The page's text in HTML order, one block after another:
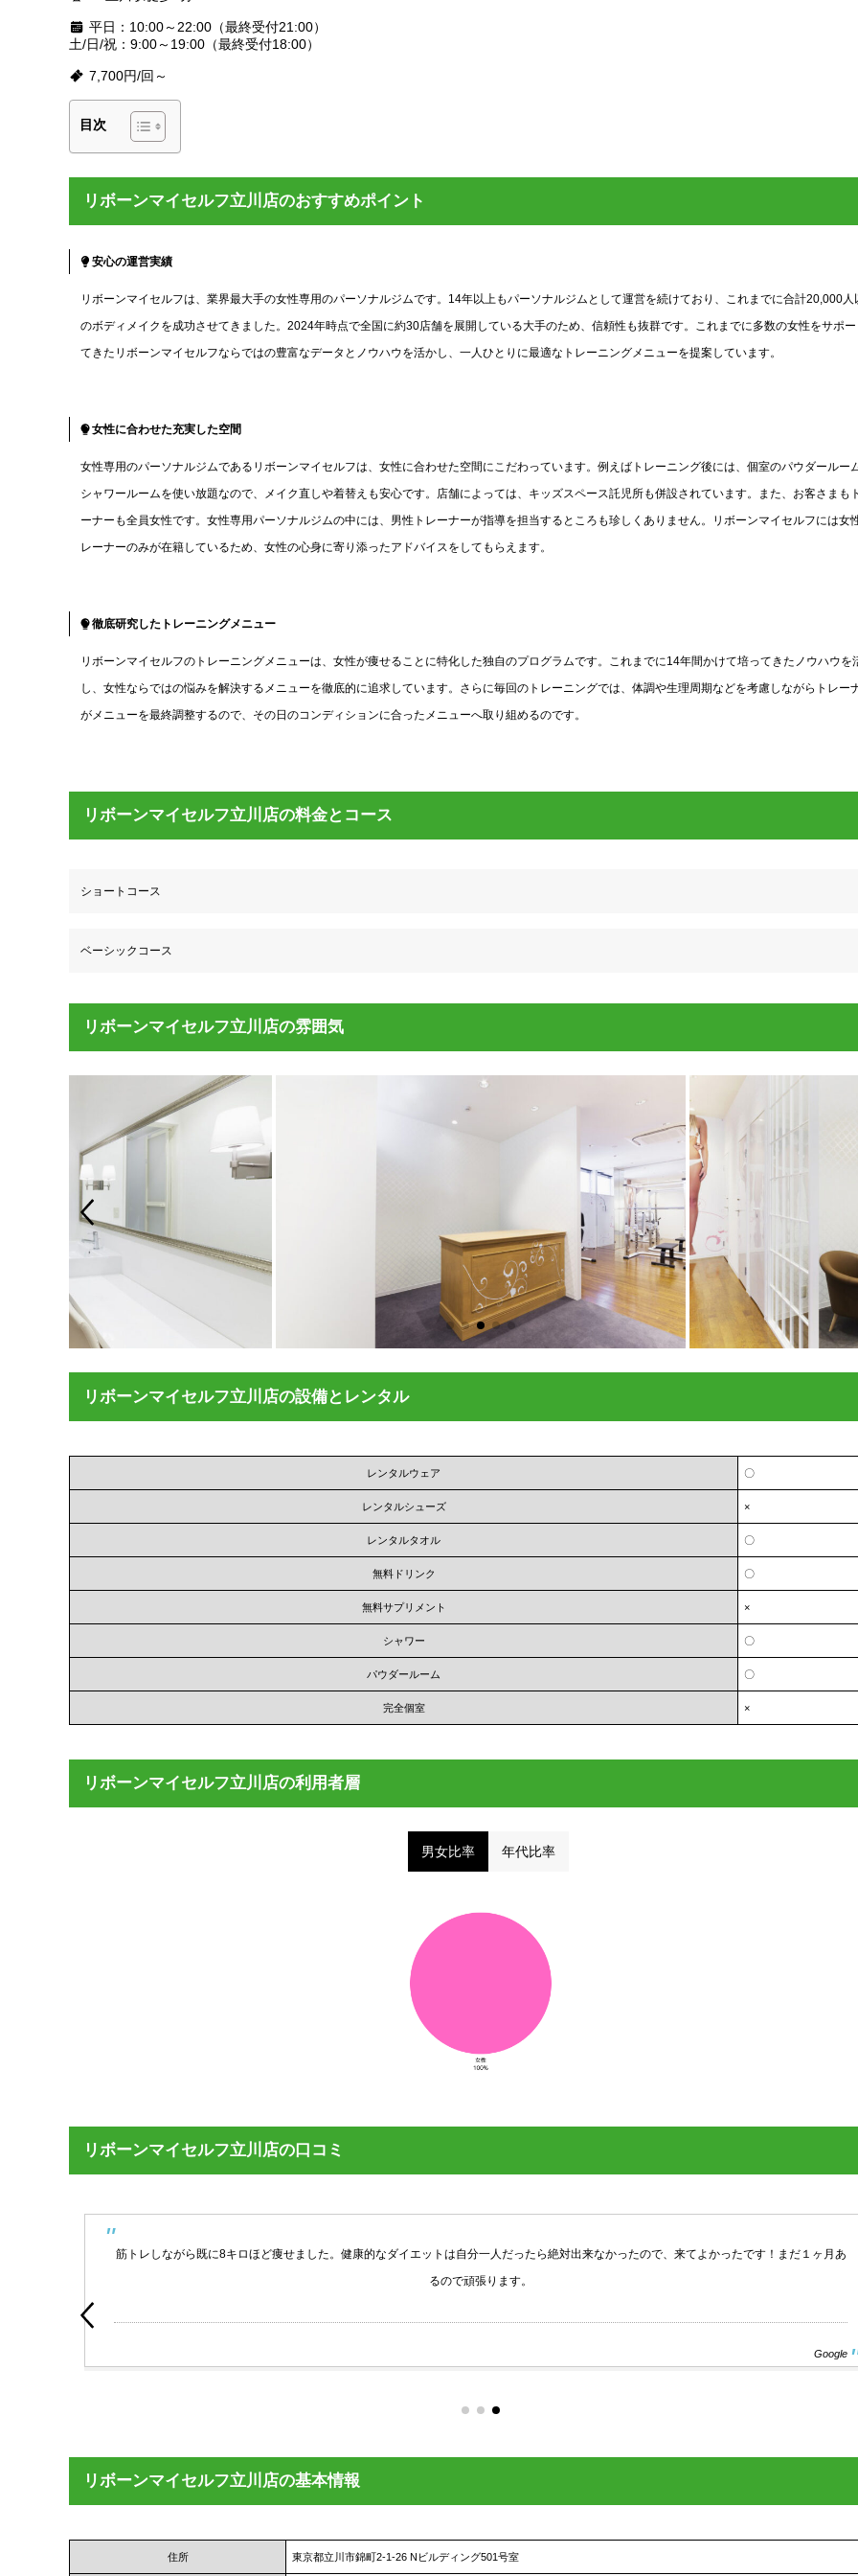
平日：10:00～22:00（最終受付21:00）
土/日/祝：9:00～19:00（最終受付18:00）
7,700円/回～
目次
リボーンマイセルフ立川店のおすすめポイント
安心の運営実績
リボーンマイセルフは、業界最大手の女性専用のパーソナルジムです。14年以上もパーソナルジムとして運営を続けており、これまでに合計20,000人
のボディメイクを成功させてきました。2024年時点で全国に約30店舗を展開している大手のため、信頼性も抜群です。これまでに多数の女性をサポー
てきたリボーンマイセルフならではの豊富なデータとノウハウを活かし、一人ひとりに最適なトレーニングメニューを提案しています。
女性に合わせた充実した空間
女性専用のパーソナルジムであるリボーンマイセルフは、女性に合わせた空間にこだわっています。例えばトレーニング後には、個室のパウダールー
シャワールームを使い放題なので、メイク直しや着替えも安心です。店舗によっては、キッズスペース託児所も併設されています。また、お客さまも
ーナーも全員女性です。女性専用パーソナルジムの中には、男性トレーナーが指導を担当するところも珍しくありません。リボーンマイセルフには女
レーナーのみが在籍しているため、女性の心身に寄り添ったアドバイスをしてもらえます。
徹底研究したトレーニングメニュー
リボーンマイセルフのトレーニングメニューは、女性が痩せることに特化した独自のプログラムです。これまでに14年間かけて培ってきたノウハウを
し、女性ならではの悩みを解決するメニューを徹底的に追求しています。さらに毎回のトレーニングでは、体調や生理周期などを考慮しながらトレー
がメニューを最終調整するので、その日のコンディションに合ったメニューへ取り組めるのです。
リボーンマイセルフ立川店の料金とコース
ショートコース
ベーシックコース
リボーンマイセルフ立川店の雰囲気
リボーンマイセルフ立川店の設備とレンタル
レンタルウェア 〇
レンタルシューズ ×
レンタルタオル 〇
無料ドリンク 〇
無料サプリメント ×
シャワー 〇
パウダールーム 〇
完全個室 ×
リボーンマイセルフ立川店の利用者層
男女比率 年代比率
リボーンマイセルフ立川店の口コミ
筋トレしながら既に8キロほど痩せました。健康的なダイエットは自分一人だったら絶対出来なかったので、来てよかったです！まだ１ヶ月あ
るので頑張ります。
Google
リボーンマイセルフ立川店の基本情報
住所 東京都立川市錦町2-1-26 Nビルディング501号室